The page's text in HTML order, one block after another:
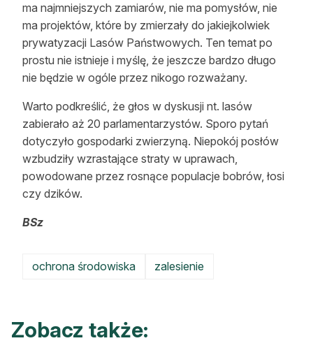
ma najmniejszych zamiarów, nie ma pomysłów, nie
ma projektów, które by zmierzały do jakiejkolwiek
prywatyzacji Lasów Państwowych. Ten temat po
prostu nie istnieje i myślę, że jeszcze bardzo długo
nie będzie w ogóle przez nikogo rozważany.
Warto podkreślić, że głos w dyskusji nt. lasów
zabierało aż 20 parlamentarzystów. Sporo pytań
dotyczyło gospodarki zwierzyną. Niepokój posłów
wzbudziły wzrastające straty w uprawach,
powodowane przez rosnące populacje bobrów, łosi
czy dzików.
BSz
ochrona środowiska zalesienie
Zobacz także: